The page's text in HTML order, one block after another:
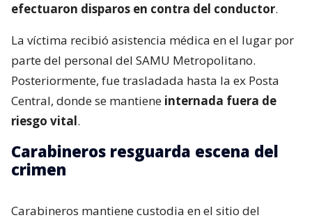
efectuaron disparos en contra del conductor.
La víctima recibió asistencia médica en el lugar por
parte del personal del SAMU Metropolitano.
Posteriormente, fue trasladada hasta la ex Posta
Central, donde se mantiene internada fuera de
riesgo vital.
Carabineros resguarda escena del
crimen
Carabineros mantiene custodia en el sitio del